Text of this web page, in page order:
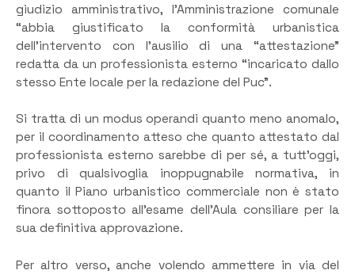
giudizio amministrativo, l’Amministrazione comunale
“abbia giustificato la conformità urbanistica
dell’intervento con l’ausilio di una “attestazione”
redatta da un professionista esterno “incaricato dallo
stesso Ente locale per la redazione del Puc”.
Si tratta di un modus operandi quanto meno anomalo,
per il coordinamento atteso che quanto attestato dal
professionista esterno sarebbe di per sé, a tutt’oggi,
privo di qualsivoglia inoppugnabile normativa, in
quanto il Piano urbanistico commerciale non è stato
finora sottoposto all’esame dell’Aula consiliare per la
sua definitiva approvazione.
Per altro verso, anche volendo ammettere in via del